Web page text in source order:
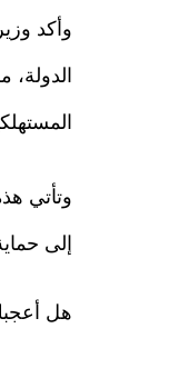
وأكد
وتأتي
إلى
هل